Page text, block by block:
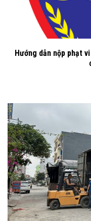
Hướng dẫn nộp phạt